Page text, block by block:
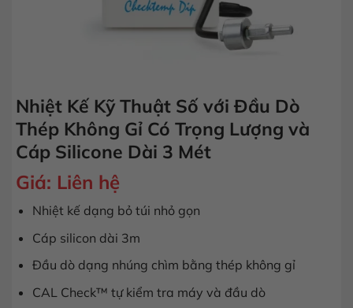
Nhiệt Kế Kỹ Thuật Số với Đầu Dò
Thép Không Gỉ Có Trọng Lượng và
Cáp Silicone Dài 3 Mét
Giá: Liên hệ
Nhiệt kế dạng bỏ túi nhỏ gọn
Cáp silicon dài 3m
Đầu dò dạng nhúng chìm bằng thép không gỉ
CAL Check™ tự kiểm tra máy và đầu dò